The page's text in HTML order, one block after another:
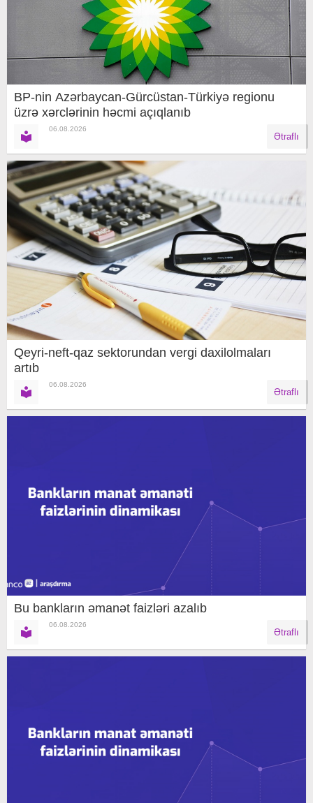
BP-nin Azərbaycan-Gürcüstan-Türkiyə regionu
üzrə xərclərinin həcmi açıqlanıb
06.08.2026
Ətraflı
Qeyri-neft-qaz sektorundan vergi daxilolmaları
artıb
06.08.2026
Ətraflı
Bu bankların əmanət faizləri azalıb
06.08.2026
Ətraflı